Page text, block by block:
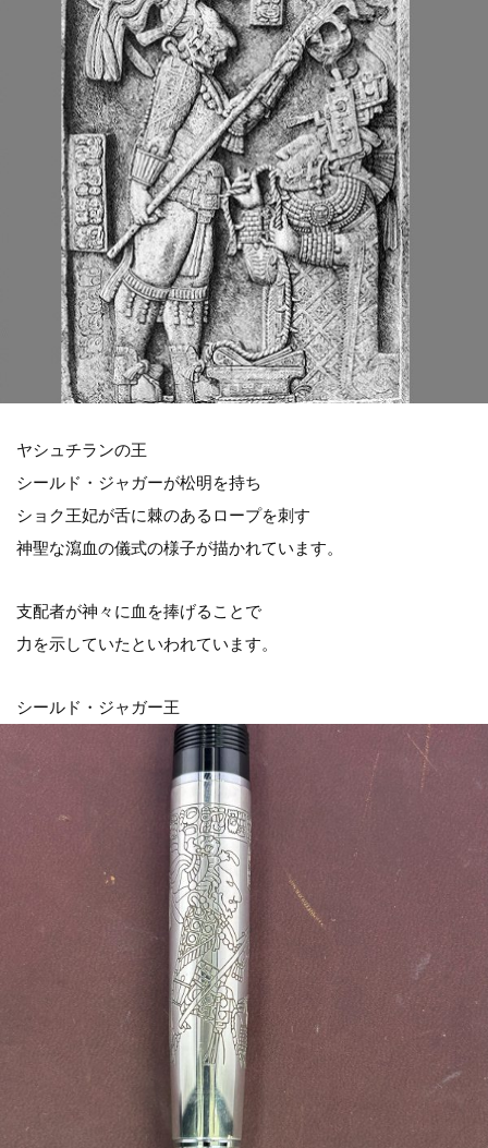
ヤシュチランの王
シールド・ジャガーが松明を持ち
ショク王妃が舌に棘のあるロープを刺す
神聖な瀉血の儀式の様子が描かれています。
支配者が神々に血を捧げることで
力を示していたといわれています。
シールド・ジャガー王